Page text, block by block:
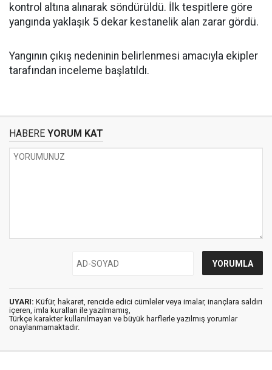
kontrol altına alınarak söndürüldü. İlk tespitlere göre
yangında yaklaşık 5 dekar kestanelik alan zarar gördü.
Yangının çıkış nedeninin belirlenmesi amacıyla ekipler
tarafından inceleme başlatıldı.
HABERE YORUM KAT
UYARI: Küfür, hakaret, rencide edici cümleler veya imalar, inançlara saldırı
içeren, imla kuralları ile yazılmamış,
Türkçe karakter kullanılmayan ve büyük harflerle yazılmış yorumlar
onaylanmamaktadır.